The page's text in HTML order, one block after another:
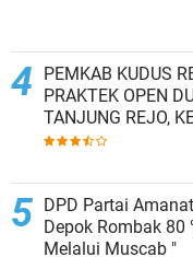
PEMKAB KUDUS RESMI
PRAKTEK OPEN
TANJUNG REJO,
DPD Partai
Depok Rombak 80
Melalui Muscab "